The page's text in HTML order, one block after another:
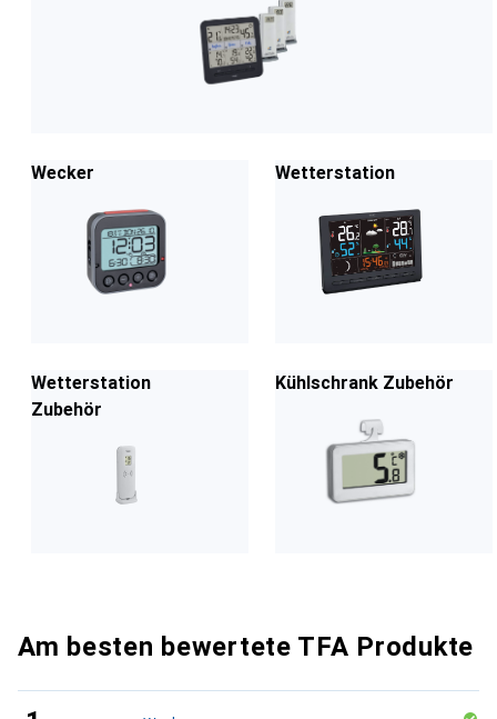
Wecker Wetterstation
Wetterstation
Zubehör
Kühlschrank Zubehör
Am besten bewertete TFA Produkte